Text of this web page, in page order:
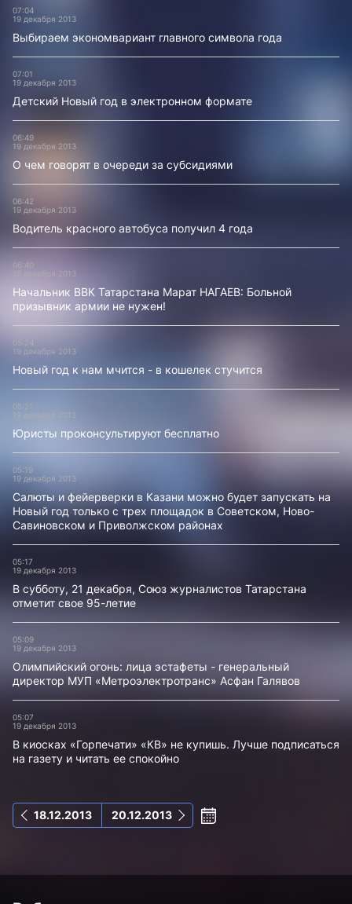
07:04
19 декабря 2013
Выбираем экономвариант главного символа года
07:01
19 декабря 2013
Детский Новый год в электронном формате
06:49
19 декабря 2013
О чем говорят в очереди за субсидиями
06:42
19 декабря 2013
Водитель красного автобуса получил 4 года
06:40
19 декабря 2013
Начальник ВВК Татарстана Марат НАГАЕВ: Больной
призывник армии не нужен!
19 декабря 2013
Новый год к нам мчится - в кошелек стучится
05:21
19 декабря 2013
Юристы проконсультируют бесплатно
05:19
19 декабря 2013
Салюты и фейерверки в Казани можно будет запускать на
Новый год только с трех площадок в Советском, Ново-
Савиновском и Приволжском районах
05:17
19 декабря 2013
В субботу, 21 декабря, Союз журналистов Татарстана
отметит свое 95-летие
05:09
19 декабря 2013
Олимпийский огонь: лица эстафеты - генеральный
директор МУП «Метроэлектротранс» Асфан Галявов
05:07
19 декабря 2013
В киосках «Горпечати» «КВ» не купишь. Лучше подписаться
на газету и читать ее спокойно
18.12.2013 20.12.2013